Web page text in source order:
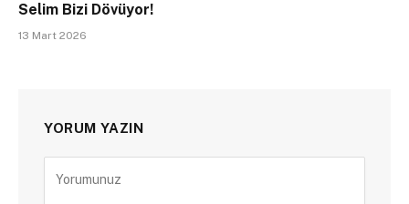
Selim Bizi Dövüyor!
13 Mart 2026
YORUM YAZIN